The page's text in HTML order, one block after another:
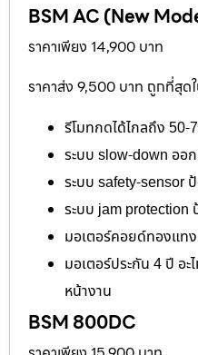
BSM AC (New
ราคาเพียง 14,900 บาท
ราคาส่ง 9,500 บาท ถูกที่สุด
รีโมทกดได้ไกลถึง 50-
ระบบ slow-down ออ
ระบบ safety-sensor
ระบบ jam protection
มอเตอร์คอยด์ทองแท
มอเตอร์ประกัน 4 ปี อะ
หน้างาน
BSM 800DC